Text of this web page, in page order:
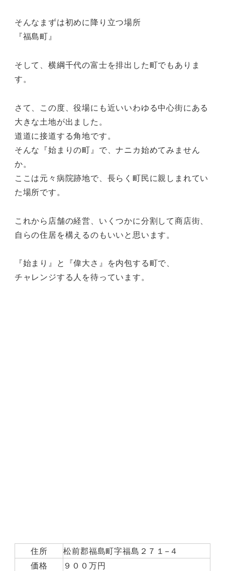
そんなまずは初めに降り立つ場所
『福島町』
そして、横綱千代の富士を排出した町でもありま
す。
さて、この度、役場にも近いいわゆる中心街にある
大きな土地が出ました。
道道に接道する角地です。
そんな『始まりの町』で、ナニカ始めてみません
か。
ここは元々病院跡地で、長らく町民に親しまれてい
た場所です。
これから店舗の経営、いくつかに分割して商店街、
自らの住居を構えるのもいいと思います。
『始まり』と『偉大さ』を内包する町で、
チャレンジする人を待っています。
住所
松前郡福島町字福島２７１−４
価格
９００万円